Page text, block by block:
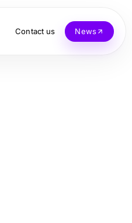
Contact us News